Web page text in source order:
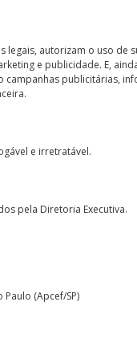
autorizam o uso
e publicidade. E,
publicitárias,
e irretratável.
pela Diretoria Executiva.
(Apcef/SP)